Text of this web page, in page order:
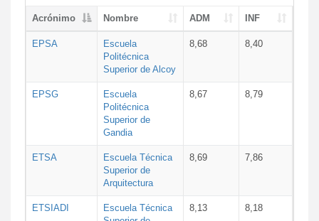
Acrónimo Nombre ADM INF
EPSA
Escuela
Politécnica
Superior de Alcoy
8,68 8,40
EPSG
Escuela
Politécnica
Superior de
Gandia
8,67 8,79
ETSA
Escuela Técnica
Superior de
Arquitectura
8,69 7,86
ETSIADI
Escuela Técnica
8,13 8,18